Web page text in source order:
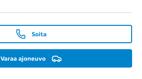
Soita
Varaa ajoneuvo